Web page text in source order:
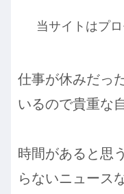
当サイトはプ
仕事が休みだっ
いるので貴重な
時間があると思
らないニュース